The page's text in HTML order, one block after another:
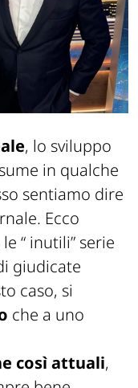
, lo sviluppo
in qualche
sentiamo dire
Ecco
“ inutili” serie
giudicate
caso, si
che a uno
così attuali,